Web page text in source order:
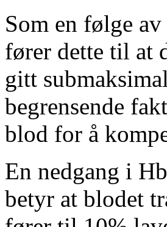
Som en følge
fører dette til at
gitt
begrensende
blod for å
En nedgang i
betyr at blodet